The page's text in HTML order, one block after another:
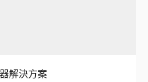
解決方案